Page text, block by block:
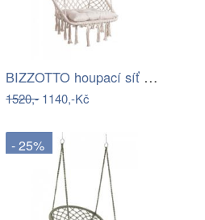
BIZZOTTO houpací síť JAVIER bílá 88x130…
1520,-1140,-Kč
- 25%